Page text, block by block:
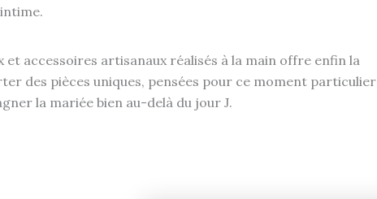
et accessoires artisanaux réalisés à la main offre enfin la
des pièces uniques, pensées pour ce moment particulier
la mariée bien au-delà du jour J.